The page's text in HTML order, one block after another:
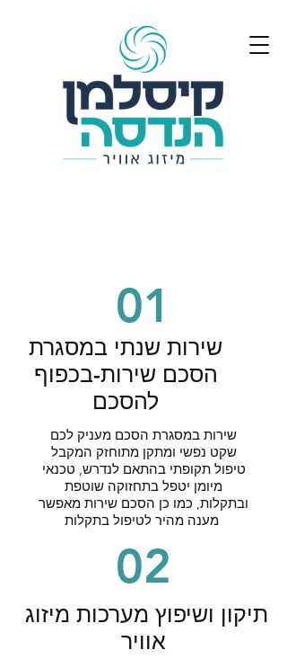
01
שירות שנתי במסגרת
הסכם שירות-בכפוף
להסכם
שירות במסגרת הסכם מעניק לכם
שקט נפשי ומתקן מתוחזק המקבל
טיפול תקופתי בהתאם לנדרש, טכנאי
מיומן יטפל בתחזוקה שוטפת
ובתקלות, כמו כן הסכם שירות מאפשר
02
אוויר